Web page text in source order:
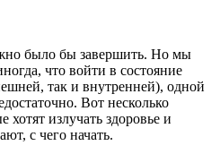
было бы завершить. Но мы
что войти в состояние
так и внутренней), одной
Вот несколько
хотят излучать здоровье и
с чего начать.